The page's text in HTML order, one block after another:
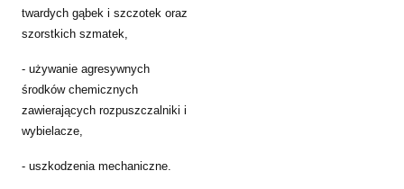
twardych gąbek i szczotek oraz
szorstkich szmatek,
- używanie agresywnych
środków chemicznych
zawierających rozpuszczalniki i
wybielacze,
- uszkodzenia mechaniczne.